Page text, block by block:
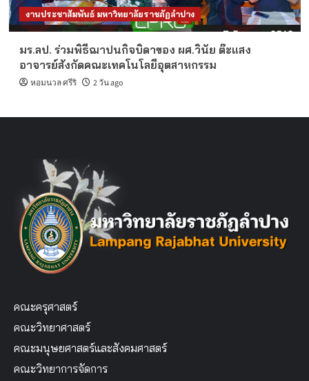
งานประชาสัมพันธ์ มหาวิทยาลัยราชภัฏลำปาง
มร.ลป. ร่วมพิธีฌาปนกิจบิดาของ ผศ.วินัย ต๊ะแสง
อาจารย์สังกัดคณะเทคโนโลยีอุตสาหกรรม
หอมนวล ศรีริ 2 วัน ago
คณะครุศาสตร์
คณะวิทยาศาสตร์
คณะมนุษยศาสตร์และสังคมศาสตร์
คณะวิทยาการจัดการ